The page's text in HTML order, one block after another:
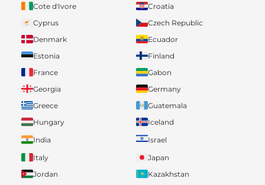
Cote d'Ivore
Croatia
Cyprus
Czech Republic
Denmark
Ecuador
Estonia
Finland
France
Gabon
Georgia
Germany
Greece
Guatemala
Hungary
Iceland
India
Israel
Italy
Japan
Jordan
Kazakhstan